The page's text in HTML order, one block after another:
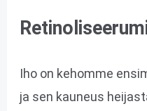
Iho on kehomme
ja sen kauneus